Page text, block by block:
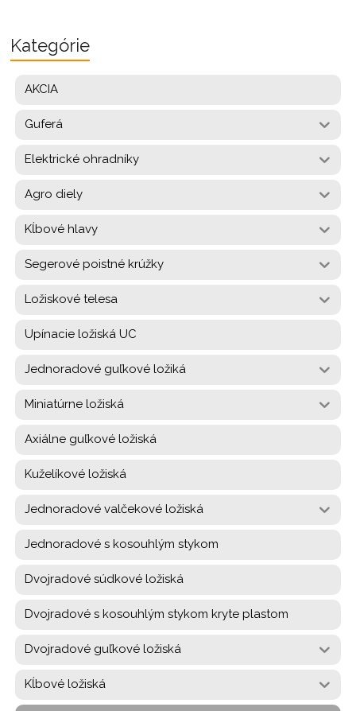
Kategórie
AKCIA
Guferá
Elektrické ohradníky
Agro diely
Kĺbové hlavy
Segerové poistné krúžky
Ložiskové telesa
Upínacie ložiská UC
Jednoradové guľkové ložiká
Miniatúrne ložiská
Axiálne guľkové ložiská
Kuželíkové ložiská
Jednoradové valčekové ložiská
Jednoradové s kosouhlým stykom
Dvojradové súdkové ložiská
Dvojradové s kosouhlým stykom kryte plastom
Dvojradové guľkové ložiská
Kĺbové ložiská